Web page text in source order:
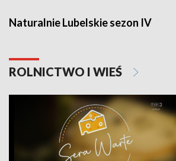
Naturalnie Lubelskie sezon IV
ROLNICTWO I WIEŚ